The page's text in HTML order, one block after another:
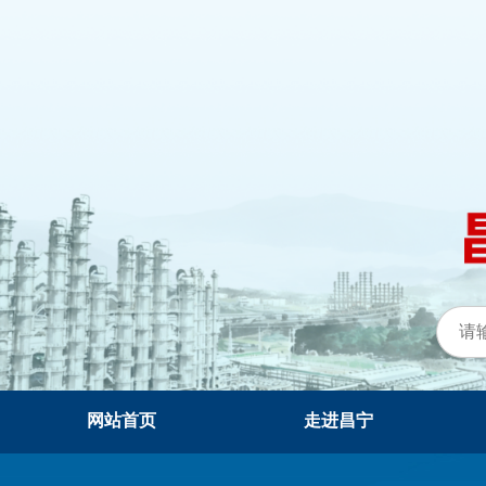
网站首页 走进昌宁